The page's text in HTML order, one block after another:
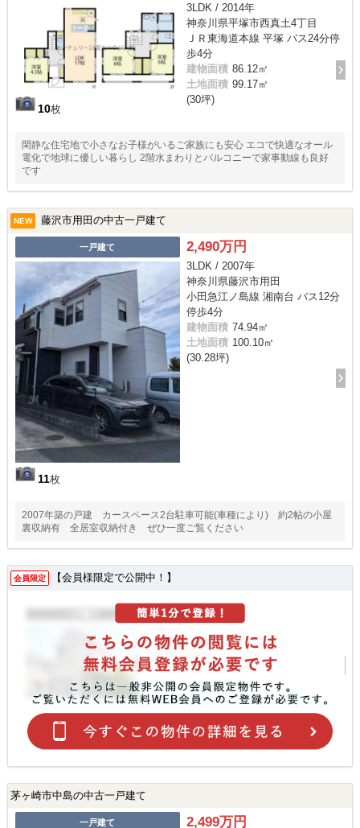
10枚
3LDK / 2014年
神奈川県平塚市西真土4丁目
ＪＲ東海道本線 平塚 バス24分停
歩4分
建物面積 86.12㎡
土地面積 99.17㎡
(30坪)
閑静な住宅地で小さなお子様がいるご家族にも安心 エコで快適なオール
電化で地球に優しい暮らし 2階水まわりとバルコニーで家事動線も良好
です
NEW 藤沢市用田の中古一戸建て
一戸建て
11枚
2,490万円
3LDK / 2007年
神奈川県藤沢市用田
小田急江ノ島線 湘南台 バス12分
停歩4分
建物面積 74.94㎡
土地面積 100.10㎡
(30.28坪)
2007年築の戸建 カースペース2台駐車可能(車種により) 約2帖の小屋
裏収納有 全居室収納付き ぜひ一度ご覧ください
会員限定 【会員様限定で公開中！】
茅ヶ崎市中島の中古一戸建て
一戸建て 2,499万円